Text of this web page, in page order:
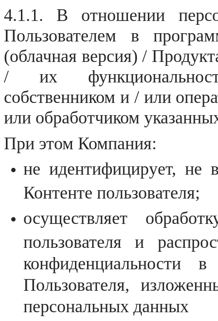
4.1.1. В отношении
Пользователем в
(облачная версия) /
/ их
собственником и / или
или обработчиком
При этом Компания:
не идентифицирует, не
Контенте пользователя;
осуществляет
пользователя и
конфиденциальности
Пользователя,
персональных данных